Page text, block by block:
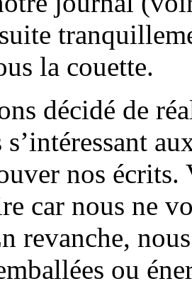
la couette.
décidé de
nos écrits.
car nous ne
revanche,
ou